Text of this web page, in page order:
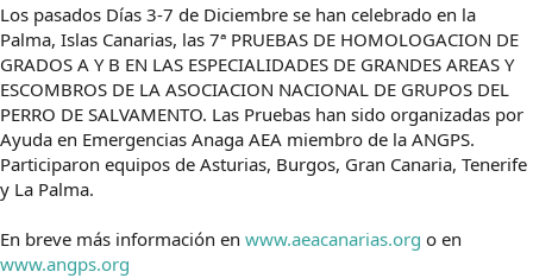
Los pasados Días 3-7 de Diciembre se han celebrado en la
Palma, Islas Canarias, las 7ª PRUEBAS DE HOMOLOGACION DE
GRADOS A Y B EN LAS ESPECIALIDADES DE GRANDES AREAS Y
ESCOMBROS DE LA ASOCIACION NACIONAL DE GRUPOS DEL
PERRO DE SALVAMENTO. Las Pruebas han sido organizadas por
Ayuda en Emergencias Anaga AEA miembro de la ANGPS.
Participaron equipos de Asturias, Burgos, Gran Canaria, Tenerife
y La Palma.
En breve más información en www.aeacanarias.org o en
www.angps.org